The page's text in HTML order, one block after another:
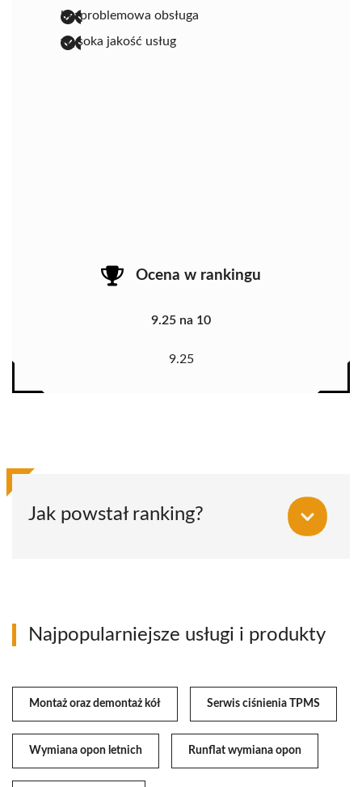
bezproblemowa obsługa
wysoka jakość usług
Ocena w rankingu
9.25 na 10
9.25
Jak powstał ranking?
Najpopularniejsze usługi i produkty
Montaż oraz demontaż kół Serwis ciśnienia TPMS
Wymiana opon letnich Runflat wymiana opon